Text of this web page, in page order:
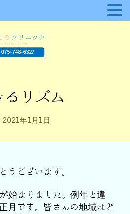
カ
テ
ゴ
リ
るリズム
2021年1月1日
うございます。
始まりました。例年と違
月です。皆さんの地域はど